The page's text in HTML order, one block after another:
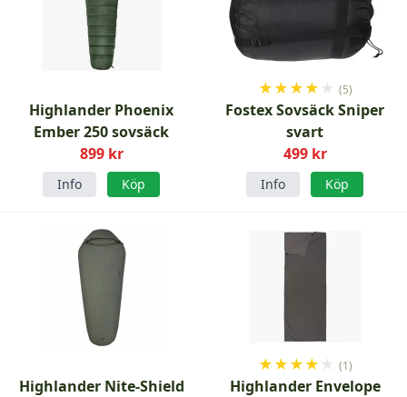
Highlander Phoenix
Ember 250 sovsäck
899 kr
Info Köp
★★★★ ★ (5)
Fostex Sovsäck Sniper
svart
499 kr
Info Köp
Highlander Nite-Shield
★★★★ ★ (1)
Highlander Envelope